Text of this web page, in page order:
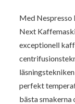
Med Nespresso
Next
exceptionell
perfekt
bästa smakerna